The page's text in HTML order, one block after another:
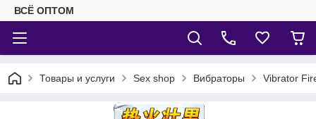
ВСЁ ОПТОМ
Товары и услуги Sex shop Вибраторы Vibrator